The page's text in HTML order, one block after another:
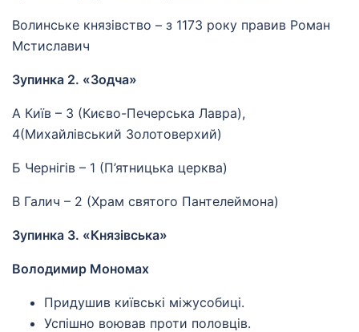
Волинське князівство – з 1173 року правив Роман
Мстиславич
Зупинка 2. «Зодча»
А Київ – 3 (Києво-Печерська Лавра),
4(Михайлівський Золотоверхий)
Б Чернігів – 1 (П’ятницька церква)
В Галич – 2 (Храм святого Пантелеймона)
Зупинка 3. «Князівська»
Володимир Мономах
Придушив київські міжусобиці.
Успішно воював проти половців.